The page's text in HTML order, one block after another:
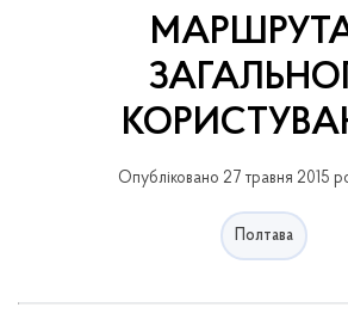
Опубліковано 27 травня 2015
Полтава